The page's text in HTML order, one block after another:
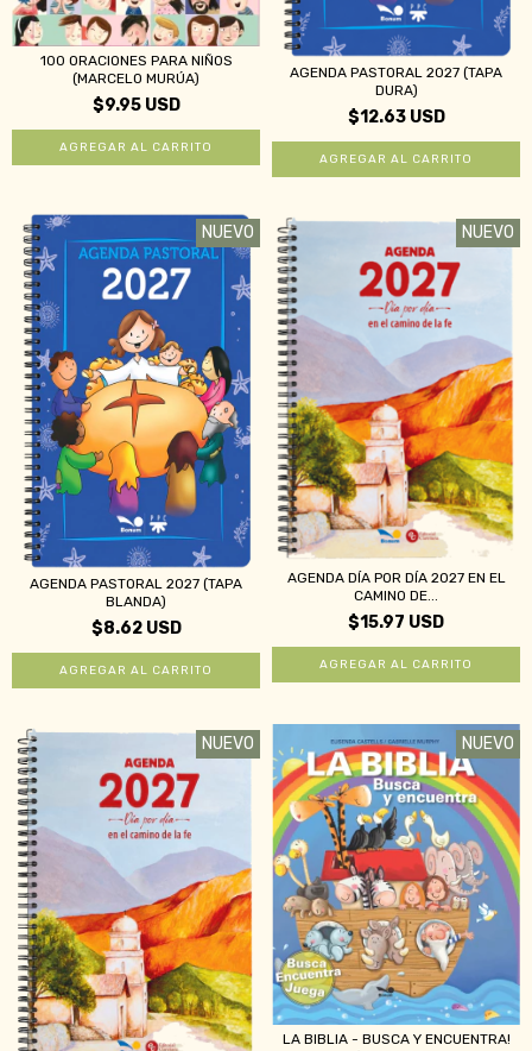
100 ORACIONES PARA NIÑOS
(MARCELO MURÚA)
$9.95 USD
AGENDA PASTORAL 2027 (TAPA
DURA)
$12.63 USD
NUEVO
AGENDA PASTORAL 2027 (TAPA
BLANDA)
$8.62 USD
NUEVO
AGENDA DÍA POR DÍA 2027 EN EL
CAMINO DE...
$15.97 USD
NUEVO NUEVO
LA BIBLIA - BUSCA Y ENCUENTRA!